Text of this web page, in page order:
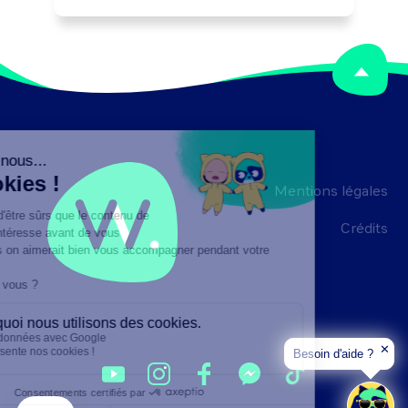
des solutions d'amélioration de
Peut coordonner une équipe.
Mentions légales
Crédits
Besoin d'aide ? ✕